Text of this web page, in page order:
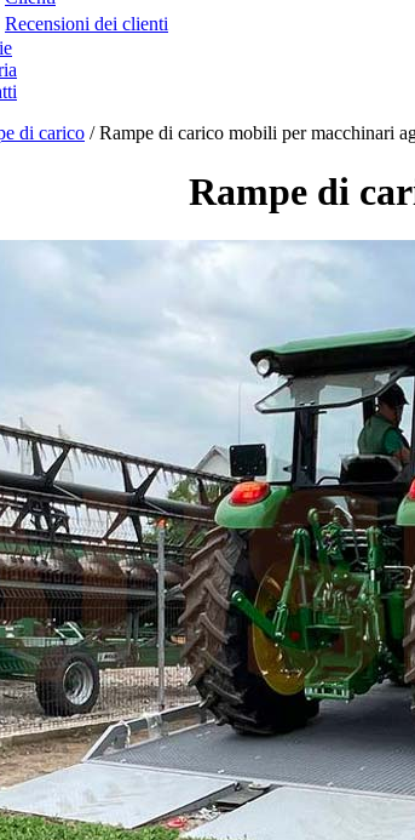
Recensioni dei clienti
di carico / Rampe di carico mobili per macchinari
Rampe di